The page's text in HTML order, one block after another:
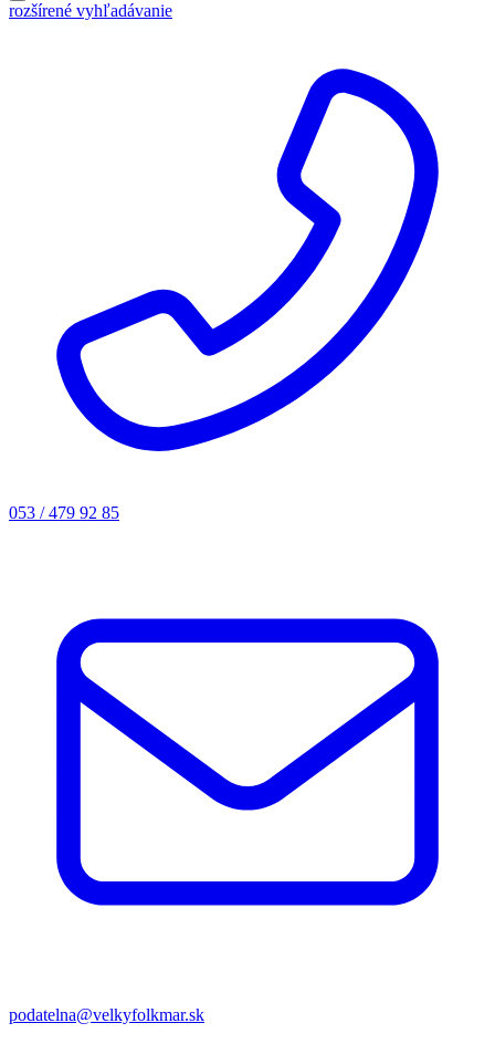
rozšírené vyhľadávanie
053 / 479 92 85
podatelna@velkyfolkmar.sk